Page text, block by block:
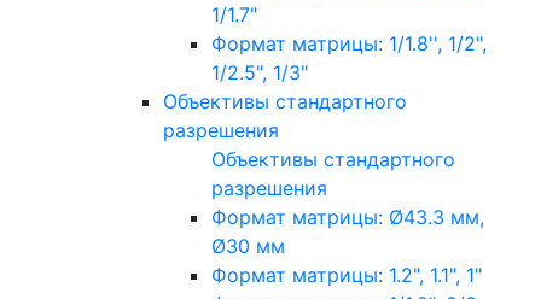
1/1.7"
Формат матрицы: 1/1.8'', 1/2",
1/2.5", 1/3"
Объективы стандартного
разрешения
Объективы стандартного
разрешения
Формат матрицы: Ø43.3 мм,
Ø30 мм
Формат матрицы: 1.2", 1.1", 1"